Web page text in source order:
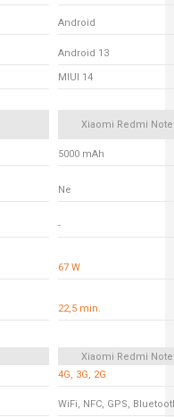
Android
Android 13
MIUI 14
Xiaomi Redmi
5000 mAh
Ne
-
67 W
22,5 min.
Xiaomi Redmi
4G, 3G, 2G
WiFi, NFC, GPS,